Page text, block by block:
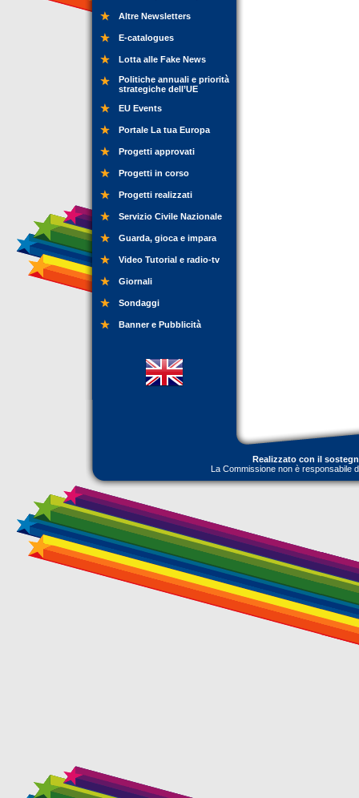
Altre Newsletters
E-catalogues
Lotta alle Fake News
Politiche annuali e priorità
strategiche dell’UE
EU Events
Portale La tua Europa
Progetti approvati
Progetti in corso
Progetti realizzati
Servizio Civile Nazionale
Guarda, gioca e impara
Video Tutorial e radio-tv
Giornali
Sondaggi
Banner e Pubblicità
Realizzato con il
La Commissione non è responsabile